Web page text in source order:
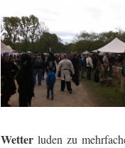
Wetter luden zu